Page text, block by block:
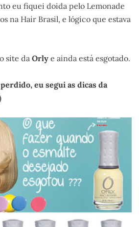
eu fiquei doida pelo Lemonade
na Hair Brasil, e lógico que estava
site da Orly e ainda está esgotado.
eu segui as dicas da